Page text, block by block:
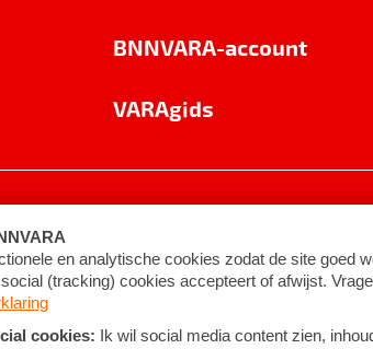
BNNVARA-account
VARAgids
voorwaarden ©2026BNNVARA